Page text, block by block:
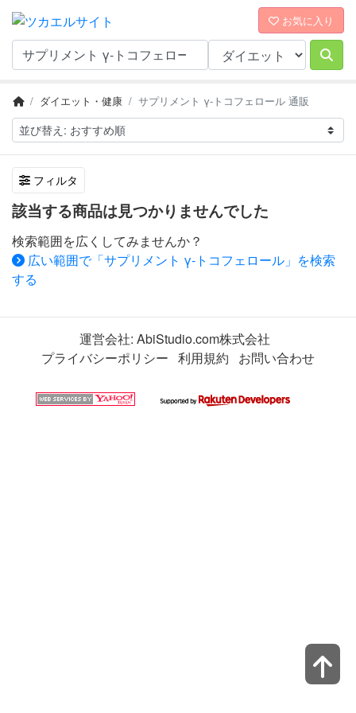
お気に入り
ダイエット・健康 サプリメント γ‐トコフェロール 通販
フィルタ
該当する商品は見つかりませんでした
検索範囲を広くしてみませんか？
広い範囲で「サプリメント γ‐トコフェロール」を検索
する
運営会社: AbiStudio.com株式会社
プライバシーポリシー 利用規約 お問い合わせ